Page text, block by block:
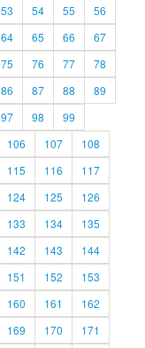
53 54 55
56
64 65 66
67
75 76 77
78
86 87 88
89
97 98
99
106 107
108
115 116
117
124 125
126
133 134
135
142 143
144
151 152
153
160 161
162
169 170
171